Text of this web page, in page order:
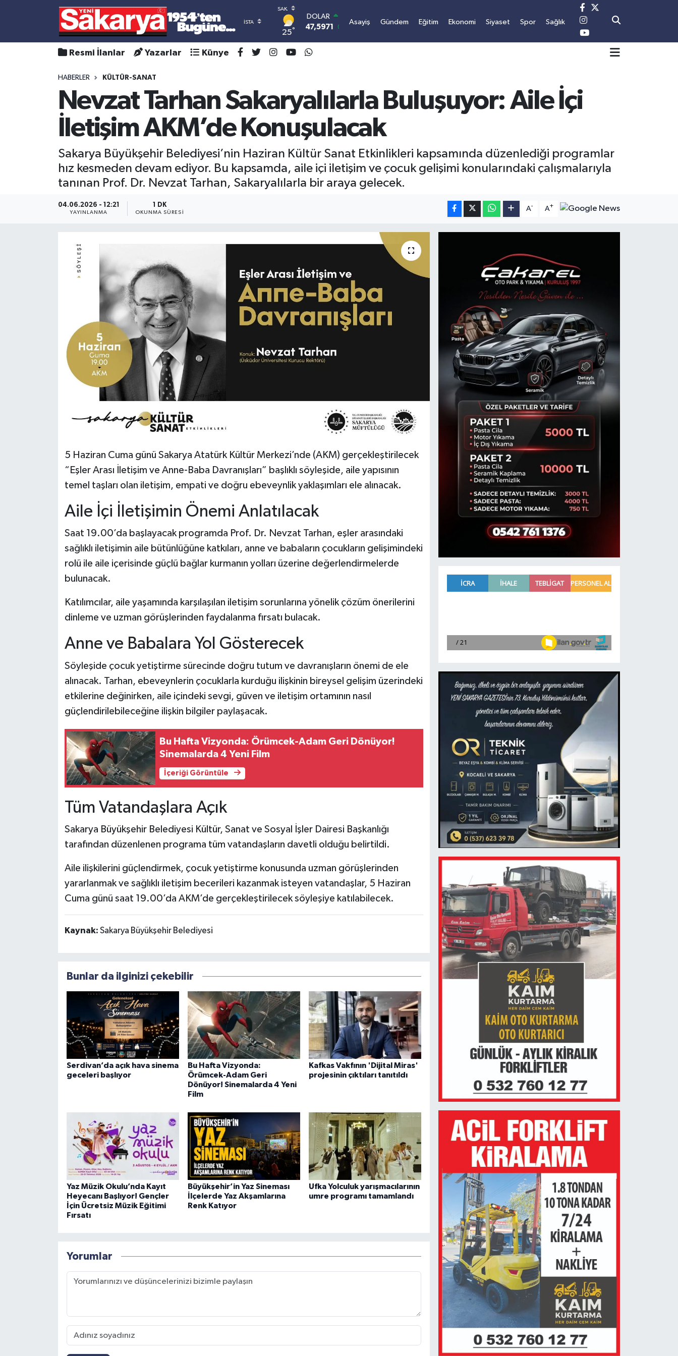
25°
DOLAR
47,5971
0.05
55,1336
6518.23
BİST100
13.703
BITCOIN
3.068.845,18 0.66
Asayiş Gündem Eğitim Ekonomi Siyaset Spor Sağlık
Resmi İlanlar Yazarlar Künye
HABERLER KÜLTÜR-SANAT
Nevzat Tarhan Sakaryalılarla Buluşuyor: Aile İçi
İletişim AKM’de Konuşulacak
Sakarya Büyükşehir Belediyesi’nin Haziran Kültür Sanat Etkinlikleri kapsamında düzenlediği programlar
hız kesmeden devam ediyor. Bu kapsamda, aile içi iletişim ve çocuk gelişimi konularındaki çalışmalarıyla
tanınan Prof. Dr. Nevzat Tarhan, Sakaryalılarla bir araya gelecek.
04.06.2026 - 12:21
YAYINLANMA
1 DK
OKUNMA SÜRESI
A- A+
5 Haziran Cuma günü Sakarya Atatürk Kültür Merkezi’nde (AKM) gerçekleştirilecek
“Eşler Arası İletişim ve Anne-Baba Davranışları” başlıklı söyleşide, aile yapısının
temel taşları olan iletişim, empati ve doğru ebeveynlik yaklaşımları ele alınacak.
Aile İçi İletişimin Önemi Anlatılacak
Saat 19.00’da başlayacak programda Prof. Dr. Nevzat Tarhan, eşler arasındaki
sağlıklı iletişimin aile bütünlüğüne katkıları, anne ve babaların çocukların gelişimindeki
rolü ile aile içerisinde güçlü bağlar kurmanın yolları üzerine değerlendirmelerde
bulunacak.
Katılımcılar, aile yaşamında karşılaşılan iletişim sorunlarına yönelik çözüm önerilerini
dinleme ve uzman görüşlerinden faydalanma fırsatı bulacak.
Anne ve Babalara Yol Gösterecek
Söyleşide çocuk yetiştirme sürecinde doğru tutum ve davranışların önemi de ele
alınacak. Tarhan, ebeveynlerin çocuklarla kurduğu ilişkinin bireysel gelişim üzerindeki
etkilerine değinirken, aile içindeki sevgi, güven ve iletişim ortamının nasıl
güçlendirilebileceğine ilişkin bilgiler paylaşacak.
Bu Hafta Vizyonda: Örümcek-Adam Geri Dönüyor!
Sinemalarda 4 Yeni Film
İçeriği Görüntüle
Tüm Vatandaşlara Açık
Sakarya Büyükşehir Belediyesi Kültür, Sanat ve Sosyal İşler Dairesi Başkanlığı
tarafından düzenlenen programa tüm vatandaşların davetli olduğu belirtildi.
Aile ilişkilerini güçlendirmek, çocuk yetiştirme konusunda uzman görüşlerinden
yararlanmak ve sağlıklı iletişim becerileri kazanmak isteyen vatandaşlar, 5 Haziran
Cuma günü saat 19.00’da AKM’de gerçekleştirilecek söyleşiye katılabilecek.
Kaynak: Sakarya Büyükşehir Belediyesi
Bunlar da ilginizi çekebilir
Serdivan’da açık hava sinema
geceleri başlıyor
Bu Hafta Vizyonda:
Örümcek-Adam Geri
Dönüyor! Sinemalarda 4 Yeni
Film
Kafkas Vakfının 'Dijital Miras'
projesinin çıktıları tanıtıldı
Yaz Müzik Okulu’nda Kayıt
Heyecanı Başlıyor! Gençler
İçin Ücretsiz Müzik Eğitimi
Fırsatı
Büyükşehir’in Yaz Sineması
İlçelerde Yaz Akşamlarına
Renk Katıyor
Ufka Yolculuk yarışmacılarının
umre programı tamamlandı
Yorumlar